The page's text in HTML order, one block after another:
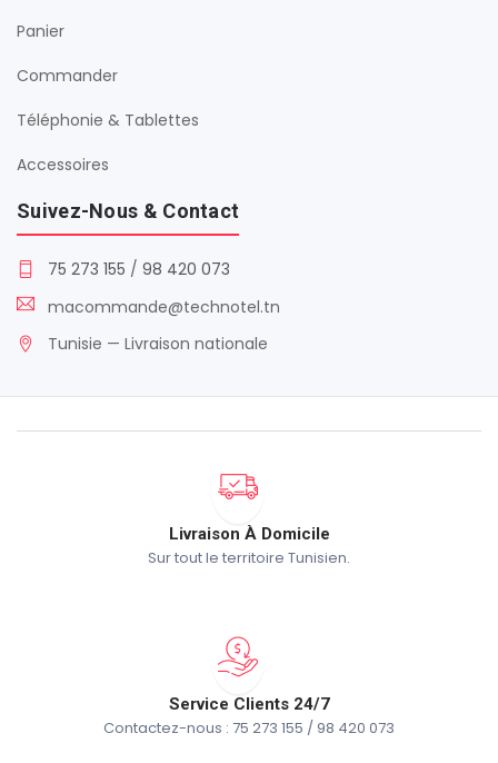
Panier
Commander
Téléphonie & Tablettes
Accessoires
Suivez-Nous & Contact
75 273 155 / 98 420 073
macommande@technotel.tn
Tunisie — Livraison nationale
Livraison À Domicile
Sur tout le territoire Tunisien.
Service Clients 24/7
Contactez-nous : 75 273 155 / 98 420 073